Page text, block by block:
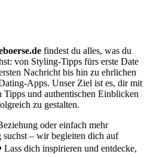
findest du alles, was du
von Styling-Tipps fürs erste Date
Nachricht bis hin zu ehrlichen
Apps. Unser Ziel ist es, dir mit
Tipps und authentischen Einblicken
zu gestalten.
oder einfach mehr
suchst – wir begleiten dich auf
dich inspirieren und entdecke,